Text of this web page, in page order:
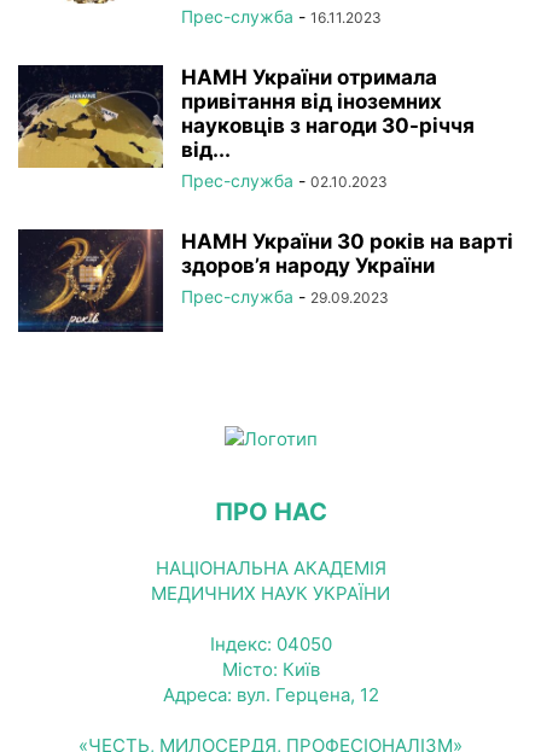
Прес-служба - 16.11.2023
НАМН України отримала
привітання від іноземних
науковців з нагоди 30-річчя
від...
Прес-служба - 02.10.2023
НАМН України 30 років на варті
здоров’я народу України
Прес-служба - 29.09.2023
ПРО НАС
НАЦІОНАЛЬНА АКАДЕМІЯ
МЕДИЧНИХ НАУК УКРАЇНИ
Індекс: 04050
Місто: Київ
Адреса: вул. Герцена, 12
«ЧЕСТЬ, МИЛОСЕРДЯ, ПРОФЕСІОНАЛІЗМ»